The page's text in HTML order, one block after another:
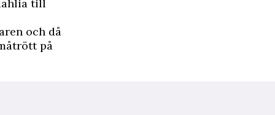
till
och då
på